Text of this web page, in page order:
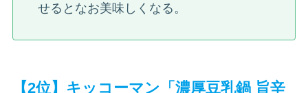
せるとなお美味しくなる。
【2位】キッコーマン「濃厚豆乳鍋 旨辛